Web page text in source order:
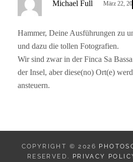
Michael Full
t
:
März 22,
Hammer, Deine Ausführungen zu
und dazu die tollen Fotografien.
Wir sind zwar in der Finca Sa
der Insel, aber diese(no) Ort(e)
ansteuern.
COPYRIGHT © 2026
RESERVED.
PRIVACY